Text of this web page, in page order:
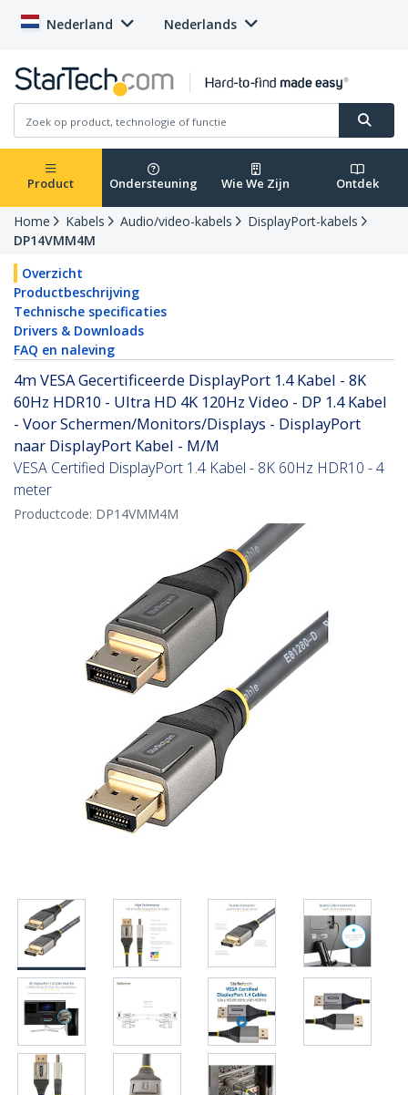
Nederland Nederlands
Product Ondersteuning Wie We Zijn Ontdek
Home Kabels Audio/video-kabels
DisplayPort-kabels
DP14VMM4M
Overzicht
Productbeschrijving
Technische specificaties
Drivers & Downloads
FAQ en naleving
4m VESA Gecertificeerde DisplayPort 1.4 Kabel - 8K
60Hz HDR10 - Ultra HD 4K 120Hz Video - DP 1.4 Kabel
- Voor Schermen/Monitors/Displays - DisplayPort
naar DisplayPort Kabel - M/M
VESA Certified DisplayPort 1.4 Kabel - 8K 60Hz HDR10 - 4
meter
Productcode: DP14VMM4M